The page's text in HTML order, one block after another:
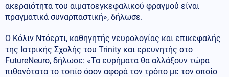
ακεραιότητα του αιματοεγκεφαλικού φραγμού είναι
πραγματικά συναρπαστική», δήλωσε.
Ο Κόλιν Ντόερτι, καθηγητής νευρολογίας και επικεφαλής
της Ιατρικής Σχολής του Trinity και ερευνητής στο
FutureNeuro, δήλωσε: «Τα ευρήματα θα αλλάξουν τώρα
πιθανότατα το τοπίο όσον αφορά τον τρόπο με τον οποίο